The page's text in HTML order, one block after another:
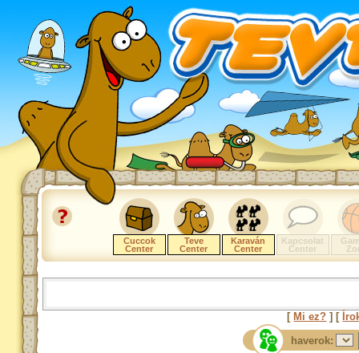
Cuccok
Center
Teve
Center
Karaván
Center
Kapcsolat
Center
[ Mi ez? ] [
haverok: